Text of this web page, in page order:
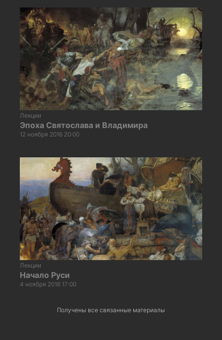
Лекции
Эпоха Святослава и Владимира
12 ноября 2016 20:00
Лекции
Начало Руси
4 ноября 2016 17:00
Получены все связанные материалы